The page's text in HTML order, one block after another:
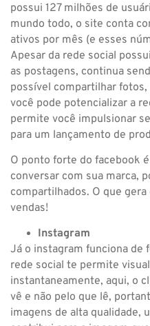
possui 127 milhões de
mundo todo, o site conta
ativos por mês (e esses
Apesar da rede social
as postagens, continua
possível compartilhar
você pode potencializar a
permite você impulsionar
para um lançamento de
O ponto forte do facebook
conversar com sua marca,
compartilhados. O que
vendas!
Instagram
Já o instagram funciona de
rede social te permite
instantaneamente, aqui, o
vê e não pelo que lê,
imagens de alta qualidade,